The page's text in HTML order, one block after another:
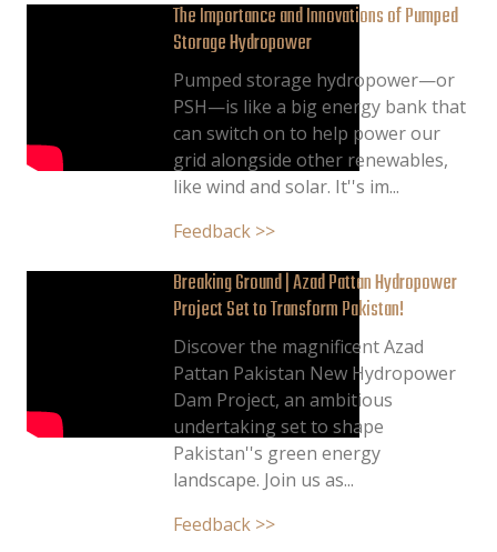
The Importance and Innovations of Pumped
Storage Hydropower
Pumped storage hydropower—or
PSH—is like a big energy bank that
can switch on to help power our
grid alongside other renewables,
like wind and solar. It''s im...
Feedback >>
Breaking Ground | Azad Pattan Hydropower
Project Set to Transform Pakistan!
Discover the magnificent Azad
Pattan Pakistan New Hydropower
Dam Project, an ambitious
undertaking set to shape
Pakistan''s green energy
landscape. Join us as...
Feedback >>